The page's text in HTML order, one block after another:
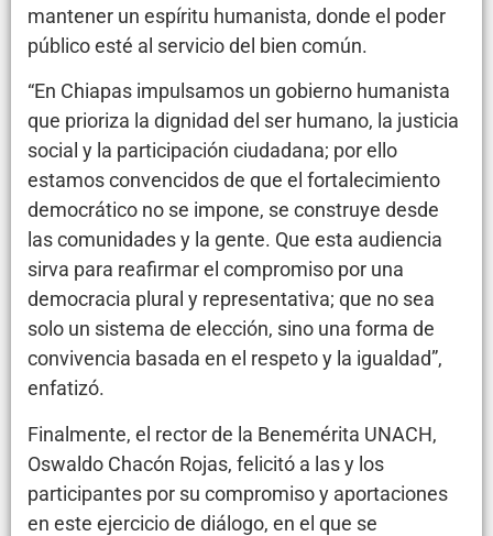
mantener un espíritu humanista, donde el poder
público esté al servicio del bien común.
“En Chiapas impulsamos un gobierno humanista
que prioriza la dignidad del ser humano, la justicia
social y la participación ciudadana; por ello
estamos convencidos de que el fortalecimiento
democrático no se impone, se construye desde
las comunidades y la gente. Que esta audiencia
sirva para reafirmar el compromiso por una
democracia plural y representativa; que no sea
solo un sistema de elección, sino una forma de
convivencia basada en el respeto y la igualdad”,
enfatizó.
Finalmente, el rector de la Benemérita UNACH,
Oswaldo Chacón Rojas, felicitó a las y los
participantes por su compromiso y aportaciones
en este ejercicio de diálogo, en el que se